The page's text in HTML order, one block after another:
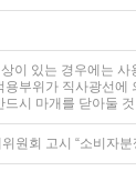
이 있는 경우에는
부위가 직사광선
시 마개를 닫아둘
원회 고시 “소비자